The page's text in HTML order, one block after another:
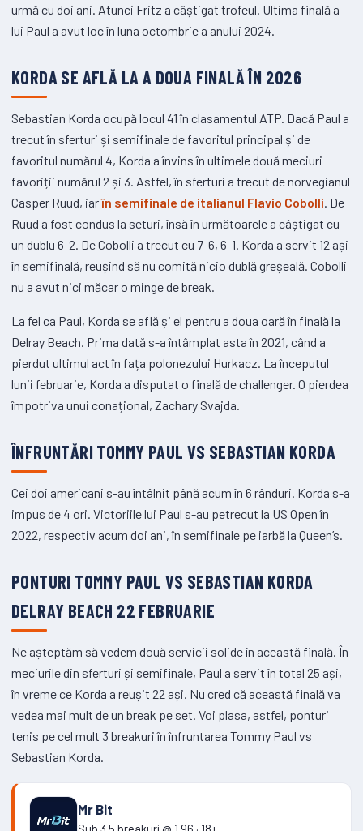
urmă cu doi ani. Atunci Fritz a câștigat trofeul. Ultima finală a
lui Paul a avut loc în luna octombrie a anului 2024.
KORDA SE AFLĂ LA A DOUA FINALĂ ÎN 2026
Sebastian Korda ocupă locul 41 în clasamentul ATP. Dacă Paul a
trecut în sferturi și semifinale de favoritul principal și de
favoritul numărul 4, Korda a învins în ultimele două meciuri
favoriții numărul 2 și 3. Astfel, în sferturi a trecut de norvegianul
Casper Ruud, iarîn semifinale de italianul Flavio Cobolli . De
Ruud a fost condus la seturi, însă în următoarele a câștigat cu
un dublu 6-2. De Cobolli a trecut cu 7-6, 6-1. Korda a servit 12 ași
în semifinală, reușind să nu comită nicio dublă greșeală. Cobolli
nu a avut nici măcar o minge de break.
La fel ca Paul, Korda se află și el pentru a doua oară în finală la
Delray Beach. Prima dată s-a întâmplat asta în 2021, când a
pierdut ultimul act în fața polonezului Hurkacz. La începutul
lunii februarie, Korda a disputat o finală de challenger. O pierdea
împotriva unui conațional, Zachary Svajda.
ÎNFRUNTĂRI TOMMY PAUL VS SEBASTIAN KORDA
Cei doi americani s-au întâlnit până acum în 6 rânduri. Korda s-a
impus de 4 ori. Victoriile lui Paul s-au petrecut la US Open în
2022, respectiv acum doi ani, în semifinale pe iarbă la Queen’s.
PONTURI TOMMY PAUL VS SEBASTIAN KORDA
DELRAY BEACH 22 FEBRUARIE
Ne așteptăm să vedem două servicii solide în această finală. În
meciurile din sferturi și semifinale, Paul a servit în total 25 ași,
în vreme ce Korda a reușit 22 ași. Nu cred că această finală va
vedea mai mult de un break pe set. Voi plasa, astfel, ponturi
tenis pe cel mult 3 breakuri în înfruntarea Tommy Paul vs
Sebastian Korda.
Mr Bit